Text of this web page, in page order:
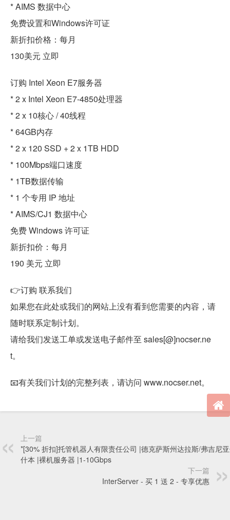
* AIMS 数据中心
免费设置和Windows许可证
新折扣价格：每月
130美元 立即
订购 Intel Xeon E7服务器
* 2 x Intel Xeon E7-4850处理器
* 2 x 10核心 / 40线程
* 64GB内存
* 2 x 120 SSD + 2 x 1TB HDD
* 100Mbps端口速度
* 1TB数据传输
* 1 个专用 IP 地址
* AIMS/CJ1 数据中心
免费 Windows 许可证
新折扣价：每月
190 美元 立即
👉订购 联系我们
如果您在此处或我们的网站上没有看到您需要的内容，请
随时联系定制计划。
请给我们发送工单或发送电子邮件至 sales[@]nocser.ne
t。
📧有关我们计划的完整列表，请访问 www.nocser.net。
上一篇
*[30% 折扣]托管机器人有限责任公司 |德克萨斯州达拉斯/弗吉尼
什本 |裸机服务器 |1-10Gbps
下一篇
InterServer - 买 1 送 2 - 专享优惠